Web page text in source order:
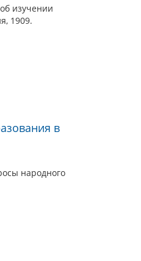
изучении
1909.
в
народного